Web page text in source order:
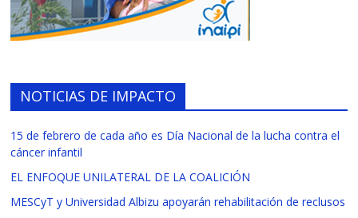
NOTICIAS DE IMPACTO
15 de febrero de cada año es Día Nacional de la lucha contra el
cáncer infantil
EL ENFOQUE UNILATERAL DE LA COALICIÓN
MESCyT y Universidad Albizu apoyarán rehabilitación de reclusos